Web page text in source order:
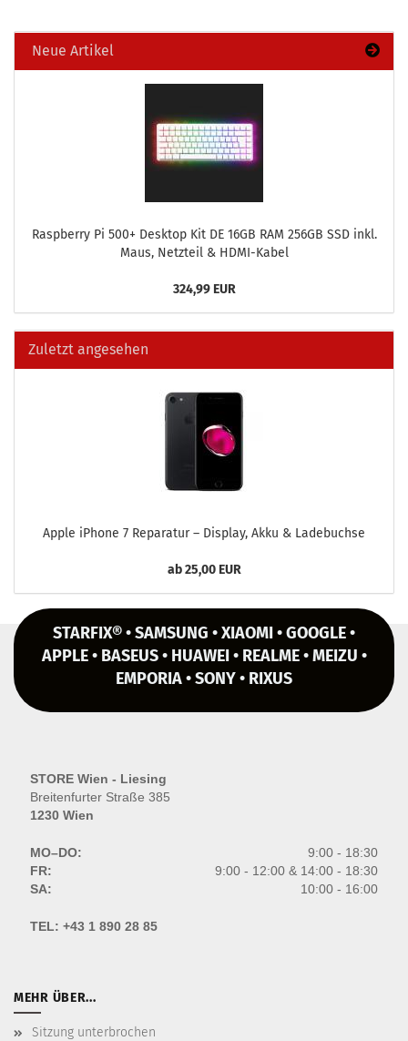
Neue Artikel
Raspber­ry Pi 500+ Desk­top Kit DE 16GB RAM 256GB SSD inkl.
Maus, Netz­teil & HDMI-​Kabel
324,99 EUR
Zuletzt angesehen
Apple iPho­ne 7 Re­pa­ra­tur – Dis­play, Akku & La­de­buch­se
ab 25,00 EUR
STARFIX® • SAMSUNG • XIAOMI • GOOGLE •
APPLE • BASEUS • HUAWEI • REALME • MEIZU •
EMPORIA • SONY • RIXUS
STORE Wien - Liesing
Breitenfurter Straße 385
1230 Wien
MO–DO:
9:00 - 18:30
FR:
9:00 - 12:00 & 14:00 - 18:30
SA:
10:00 - 16:00
TEL: +43 1 890 28 85
MEHR ÜBER...
Sitzung unterbrochen